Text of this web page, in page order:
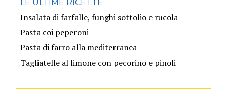
LE ULTIME RICETTE
Insalata di farfalle, funghi sottolio e rucola
Pasta coi peperoni
Pasta di farro alla mediterranea
Tagliatelle al limone con pecorino e pinoli